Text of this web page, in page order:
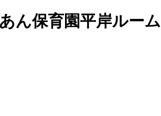
ん保育園平岸ルーム